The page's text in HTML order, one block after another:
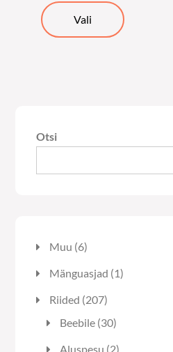
Vali
tootel
Otsi
Muu 66
Mänguasjad 11
Riided 207207
toodet
Beebile 3030
Aluspesu 22